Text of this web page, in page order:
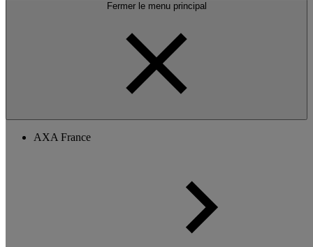
Fermer le menu principal
AXA France